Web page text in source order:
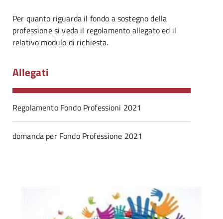
Per quanto riguarda il fondo a sostegno della
professione si veda il regolamento allegato ed il
relativo modulo di richiesta.
Allegati
Regolamento Fondo Professioni 2021
domanda per Fondo Professione 2021